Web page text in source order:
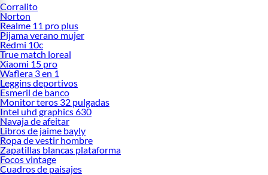
Corralito
Norton
Realme 11 pro plus
Pijama verano mujer
Redmi 10c
True match loreal
Xiaomi 15 pro
Waflera 3 en 1
Leggins deportivos
Esmeril de banco
Monitor teros 32 pulgadas
Intel uhd graphics 630
Navaja de afeitar
Libros de jaime bayly
Ropa de vestir hombre
Zapatillas blancas plataforma
Focos vintage
Cuadros de paisajes